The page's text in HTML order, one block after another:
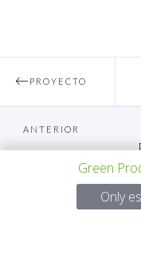
PROYECTO
ANTERIOR
Mail:
Green
Only